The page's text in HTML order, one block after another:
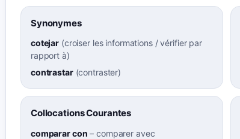
Synonymes
cotejar (croiser les informations / vérifier par
rapport à)
contrastar(contraster)
Collocations Courantes
comparar con –comparer avec